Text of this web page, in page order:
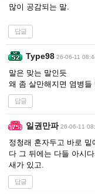
많이 공감되는 말.
답글
Type98 26-06-11
말은 맞는 말인듯
왜 좀 살만해지면 염병들
답글
일권만파 26-06-11
정청래 혼자두고 바로
다 그 뒤에는 다들 아시
새가 있고.
답글